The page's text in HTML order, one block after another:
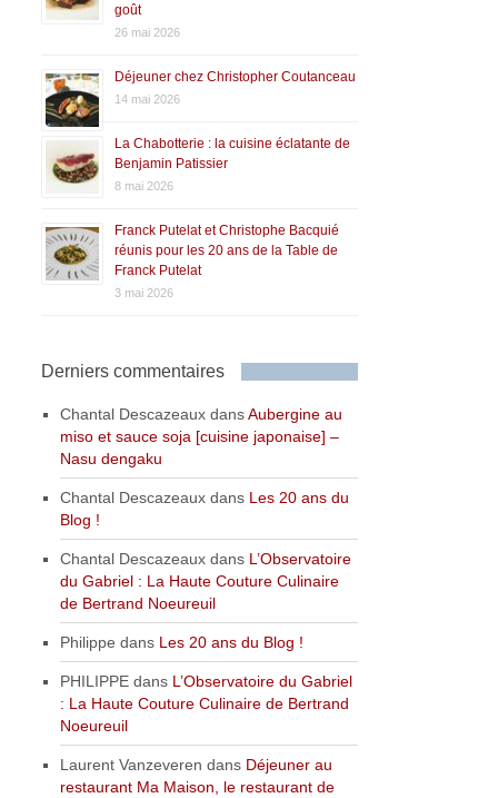
goût
26 mai 2026
Déjeuner chez Christopher Coutanceau
14 mai 2026
La Chabotterie : la cuisine éclatante de
Benjamin Patissier
8 mai 2026
Franck Putelat et Christophe Bacquié
réunis pour les 20 ans de la Table de
Franck Putelat
3 mai 2026
Derniers commentaires
Chantal Descazeaux dansAubergine au
miso et sauce soja [cuisine japonaise] –
Nasu dengaku
Chantal Descazeaux dans Les 20 ans du
Blog !
Chantal Descazeaux dans L’Observatoire
du Gabriel : La Haute Couture Culinaire
de Bertrand Noeureuil
Philippe dans Les 20 ans du Blog !
PHILIPPE dans L’Observatoire du Gabriel
: La Haute Couture Culinaire de Bertrand
Noeureuil
Laurent Vanzeveren dans Déjeuner au
restaurant Ma Maison, le restaurant de